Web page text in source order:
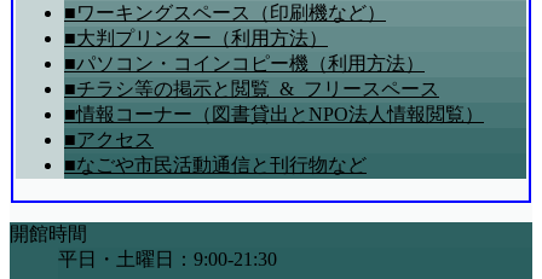
■ワーキングスペース（印刷機など）
■大判プリンター（利用方法）
■パソコン・コインコピー機（利用方法）
■チラシ等の掲示と閲覧_&_フリースペース
■情報コーナー（図書貸出とNPO法人情報閲覧）
■アクセス
■なごや市民活動通信と刊行物など
開館時間
平日・土曜日：9:00-21:30